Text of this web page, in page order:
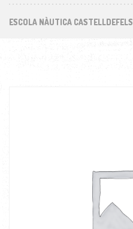
ESCOLA NÀUTICA CASTELLDEFELS